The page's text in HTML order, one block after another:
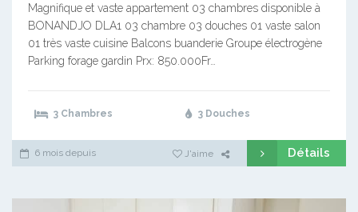
Magnifique et vaste appartement 03 chambres disponible à
BONANDJO DLA1 03 chambre 03 douches 01 vaste salon
01 très vaste cuisine Balcons buanderie Groupe électrogène
Parking forage gardin Prx: 850.000Fr…
3 Chambres 3 Douches
6 mois depuis J'aime Détails